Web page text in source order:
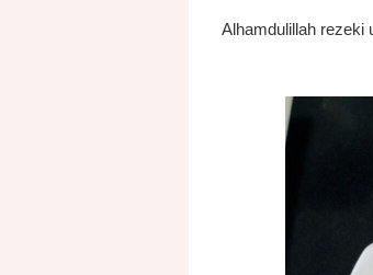
Alhamdulillah rezeki